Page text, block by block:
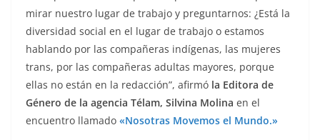
mirar nuestro lugar de trabajo y preguntarnos: ¿Está la
diversidad social en el lugar de trabajo o estamos
hablando por las compañeras indígenas, las mujeres
trans, por las compañeras adultas mayores, porque
ellas no están en la redacción”, afirmó la Editora de
Género de la agencia Télam, Silvina Molina en el
encuentro llamado «Nosotras Movemos el Mundo.»